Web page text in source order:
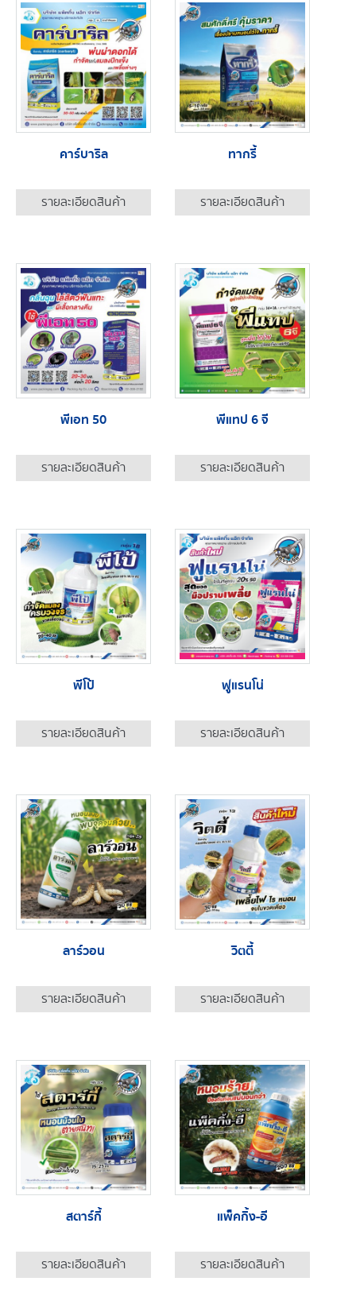
คาร์บาริล
รายละเอียดสินค้า
ทากรี้
รายละเอียดสินค้า
พีเอท 50
รายละเอียดสินค้า
พีแทป 6 จี
รายละเอียดสินค้า
พีโป้
รายละเอียดสินค้า
ฟูแรนโน่
รายละเอียดสินค้า
ลาร์วอน
รายละเอียดสินค้า
วิตตี้
รายละเอียดสินค้า
สตาร์กี้
รายละเอียดสินค้า
แพ็คกิ้ง-อี
รายละเอียดสินค้า